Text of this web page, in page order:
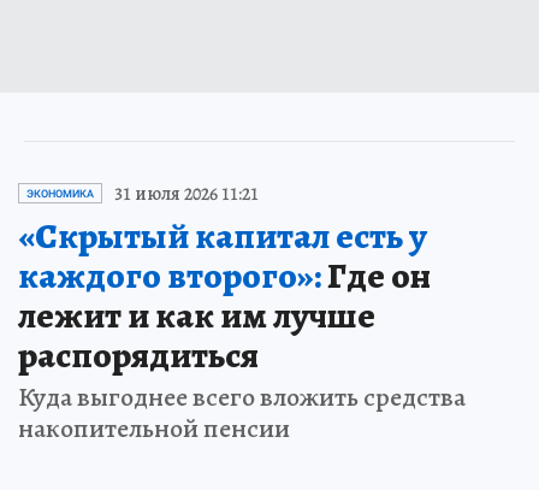
ЭКОНОМИКА 31 июля 2026 11:21
«Скрытый капитал есть у
каждого второго»:Где он
лежит и как им лучше
распорядиться
Куда выгоднее всего вложить средства
накопительной пенсии